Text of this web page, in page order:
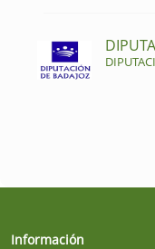
Información